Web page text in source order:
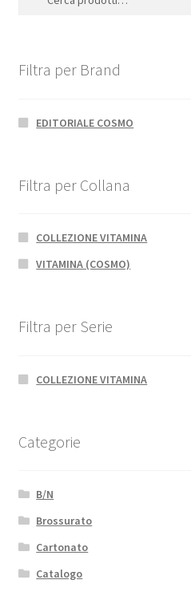
Filtra per Brand
EDITORIALE COSMO
Filtra per Collana
COLLEZIONE VITAMINA
VITAMINA (COSMO)
Filtra per Serie
COLLEZIONE VITAMINA
Categorie
B/N
Brossurato
Cartonato
Catalogo